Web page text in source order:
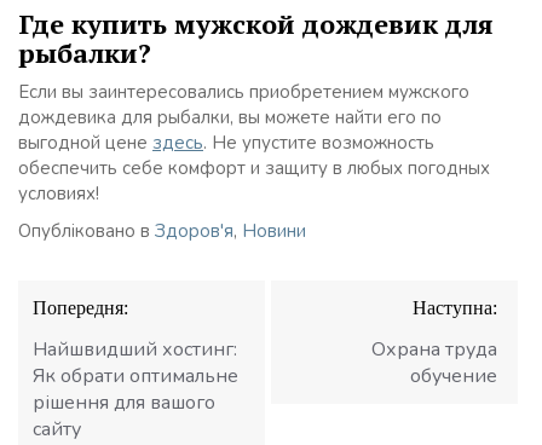
Где купить мужской дождевик для
рыбалки?
Если вы заинтересовались приобретением мужского
дождевика для рыбалки, вы можете найти его по
выгодной цене здесь. Не упустите возможность
обеспечить себе комфорт и защиту в любых погодных
условиях!
Опубліковано в Здоров'я, Новини
Навігація
записів
Попередня:
Найшвидший хостинг:
Як обрати оптимальне
рішення для вашого
сайту
Наступна:
Охрана труда
обучение